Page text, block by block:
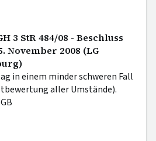
3 StR 484/08 - Beschluss
November 2008 (LG
in einem minder schweren Fall
aller Umstände).